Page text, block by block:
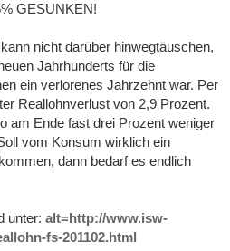
GESUNKEN!
nicht darüber hinwegtäuschen,
Jahrhunderts für die
ein verlorenes Jahrzehnt war. Per
Reallohnverlust von 2,9 Prozent.
am Ende fast drei Prozent weniger
vom Konsum wirklich ein
dann bedarf es endlich
unter:alt=http://www.isw-
fs-201102.html